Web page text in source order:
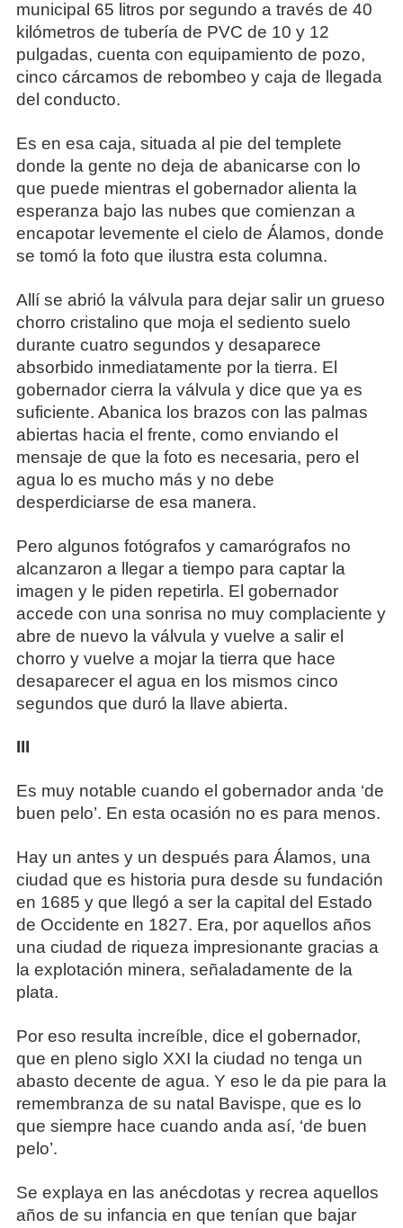
municipal 65 litros por segundo a través de 40
kilómetros de tubería de PVC de 10 y 12
pulgadas, cuenta con equipamiento de pozo,
cinco cárcamos de rebombeo y caja de llegada
del conducto.
Es en esa caja, situada al pie del templete
donde la gente no deja de abanicarse con lo
que puede mientras el gobernador alienta la
esperanza bajo las nubes que comienzan a
encapotar levemente el cielo de Álamos, donde
se tomó la foto que ilustra esta columna.
Allí se abrió la válvula para dejar salir un grueso
chorro cristalino que moja el sediento suelo
durante cuatro segundos y desaparece
absorbido inmediatamente por la tierra. El
gobernador cierra la válvula y dice que ya es
suficiente. Abanica los brazos con las palmas
abiertas hacia el frente, como enviando el
mensaje de que la foto es necesaria, pero el
agua lo es mucho más y no debe
desperdiciarse de esa manera.
Pero algunos fotógrafos y camarógrafos no
alcanzaron a llegar a tiempo para captar la
imagen y le piden repetirla. El gobernador
accede con una sonrisa no muy complaciente y
abre de nuevo la válvula y vuelve a salir el
chorro y vuelve a mojar la tierra que hace
desaparecer el agua en los mismos cinco
segundos que duró la llave abierta.
III
Es muy notable cuando el gobernador anda ‘de
buen pelo’. En esta ocasión no es para menos.
Hay un antes y un después para Álamos, una
ciudad que es historia pura desde su fundación
en 1685 y que llegó a ser la capital del Estado
de Occidente en 1827. Era, por aquellos años
una ciudad de riqueza impresionante gracias a
la explotación minera, señaladamente de la
plata.
Por eso resulta increíble, dice el gobernador,
que en pleno siglo XXI la ciudad no tenga un
abasto decente de agua. Y eso le da pie para la
remembranza de su natal Bavispe, que es lo
que siempre hace cuando anda así, ‘de buen
pelo’.
Se explaya en las anécdotas y recrea aquellos
años de su infancia en que tenían que bajar